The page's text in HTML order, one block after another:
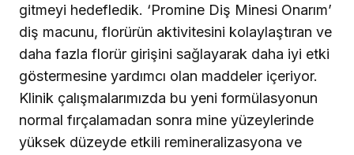
gitmeyi hedefledik. ‘Promine Diş Minesi Onarım’
diş macunu, florürün aktivitesini kolaylaştıran ve
daha fazla florür girişini sağlayarak daha iyi etki
göstermesine yardımcı olan maddeler içeriyor.
Klinik çalışmalarımızda bu yeni formülasyonun
normal fırçalamadan sonra mine yüzeylerinde
yüksek düzeyde etkili remineralizasyona ve